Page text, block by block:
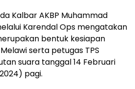
Kalbar AKBP Muhammad
melalui Karendal Ops mengatakan
bentuk kesiapan
serta petugas TPS
suara tanggal 14 Februari
pagi.